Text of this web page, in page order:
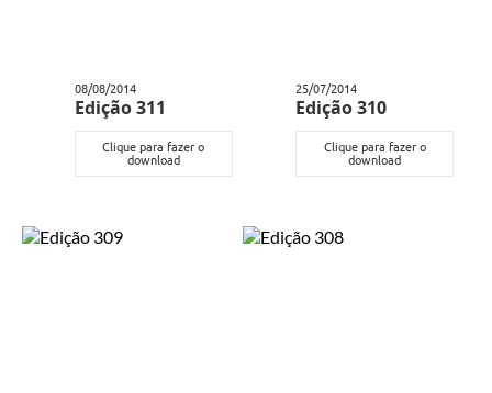
08/08/2014
Edição 311
Clique para fazer o
download
25/07/2014
Edição 310
Clique para fazer o
download